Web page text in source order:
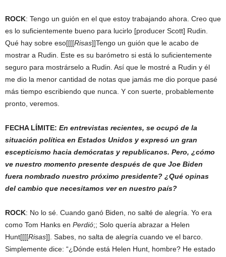
ROCK: Tengo un guión en el que estoy trabajando ahora. Creo que
es lo suficientemente bueno para lucirlo [producer Scott] Rudin.
Qué hay sobre eso[[[[Risas]]Tengo un guión que le acabo de
mostrar a Rudin. Este es su barómetro si está lo suficientemente
seguro para mostrárselo a Rudin. Así que le mostré a Rudin y él
me dio la menor cantidad de notas que jamás me dio porque pasé
más tiempo escribiendo que nunca. Y con suerte, probablemente
pronto, veremos.
FECHA LÍMITE: En entrevistas recientes, se ocupó de la
situación política en Estados Unidos y expresó un gran
escepticismo hacia demócratas y republicanos. Pero, ¿cómo
ve nuestro momento presente después de que Joe Biden
fuera nombrado nuestro próximo presidente? ¿Qué opinas
del cambio que necesitamos ver en nuestro país?
ROCK: No lo sé. Cuando ganó Biden, no salté de alegría. Yo era
como Tom Hanks en Perdió;; Solo quería abrazar a Helen
Hunt[[[[Risas]]. Sabes, no salta de alegría cuando ve el barco.
Simplemente dice: “¿Dónde está Helen Hunt, hombre? He estado